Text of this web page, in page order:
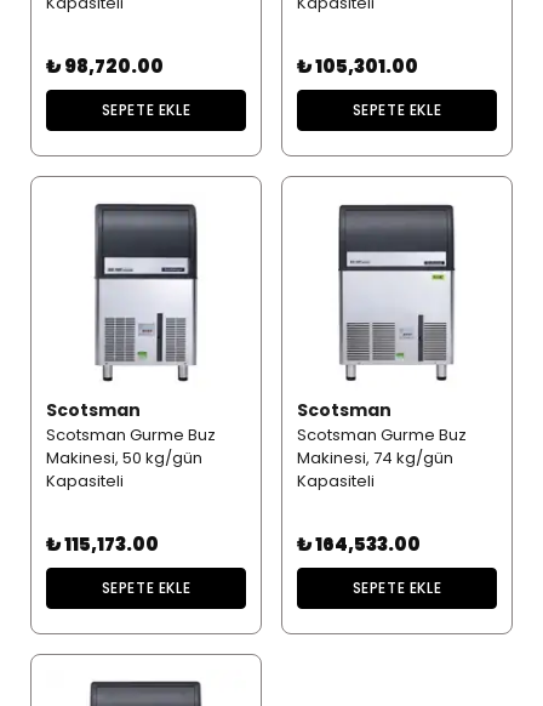
₺ 98,720.00
SEPETE EKLE
₺ 105,301.00
SEPETE EKLE
Scotsman
Scotsman Gurme Buz
Makinesi, 50 kg/gün
Kapasiteli
₺ 115,173.00
SEPETE EKLE
Scotsman
Scotsman Gurme Buz
Makinesi, 74 kg/gün
Kapasiteli
₺ 164,533.00
SEPETE EKLE